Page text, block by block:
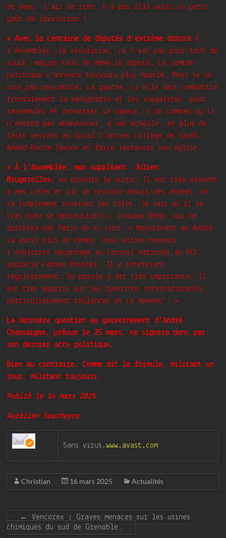
de veau, l’air de rien, n’a pas elle aussi un petit
goût de révolution ?
« Avec la centaine de députés d’extrême droite à
l’Assemblée, la révolution, ce n’est pas pour tout de
suite, mesure tout de même le député. Le combat
politique s’annonce toujours plus musclé. Mais je ne
suis pas pessimiste. La gauche, si elle sait combattre
frontalement la xénophobie et les inégalités, peut
rassembler et renverser la vapeur. » Un combat qu’il
n’entend pas abandonner, à son échelle, en plus de
faire revivre au local l’ancien collège de Saint-
Amand-Roche-Savine et faire restaurer son église.
« À l’Assemblée, mon suppléant, Julien
Brugerolles,
va prendre la suite. Il est très présent
à mes côtés et sur le terrain depuis des années, on
va simplement inverser les rôles. Je sais qu’il va
très bien se débrouiller », indique Dédé, qui ne
quittera pas Paris de si vite. « Maintenant qu’André
va avoir plus de temps, nous allons pouvoir
l’exploiter davantage au Conseil national du PCF,
apprécie Fabien Roussel. Il y intervient
régulièrement. Sa parole y est très importante. Il
est très aguerri sur les questions internationales,
particulièrement brûlantes en ce moment ! »
La dernière question au gouvernement d’André
Chassaigne, prévue le 25 mars, ne signera donc pas
son dernier acte politique.
Bien au contraire. Comme dit la formule, militant un
jour, militant toujours…
Publié le 14 mars 2025
Aurélien Soucheyre
Sans virus.www.avast.com
Christian 16 mars 2025 Actualités
←
Vencorex : Graves menaces sur les usines
chimiques du sud de Grenoble…